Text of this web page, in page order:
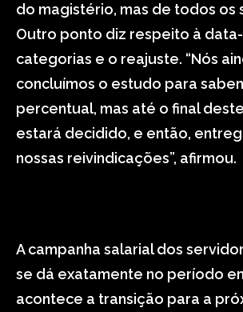
do magistério, mas de todos os
Outro ponto diz respeito à
categorias e o reajuste. “Nós
concluímos o estudo para
percentual, mas até o final
estará decidido, e então,
nossas reivindicações”, afirmou.
A campanha salarial dos
se dá exatamente no período
acontece a transição para a